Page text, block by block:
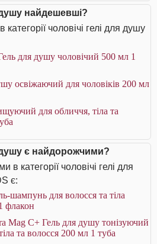
душу найдешевші?
чоловічі гелі для душу
для душу чоловічий 500 мл 1
освіжаючий для чоловіків 200 мл
для обличчя, тіла та
душу є найдорожчими?
категорії чоловічі гелі для
є:
шампунь для волосся та тіла
флакон
Mag C+ Гель для душу тонізуючий
та волосся 200 мл 1 туба